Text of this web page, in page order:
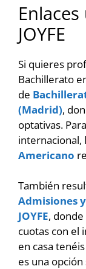
JOYFE
Si quieres
Bachillerato
de
(Madrid),
optativas.
internacional,
Americano
También
Admisiones
JOYFE,
cuotas con el
en casa
es una opción